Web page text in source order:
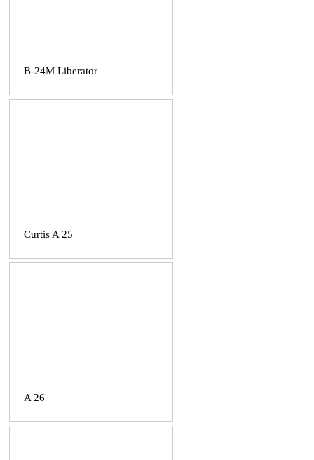
B-24M Liberator
Curtis A 25
A 26